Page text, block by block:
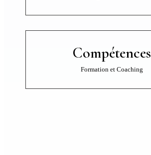
Compétences
Formation et Coaching